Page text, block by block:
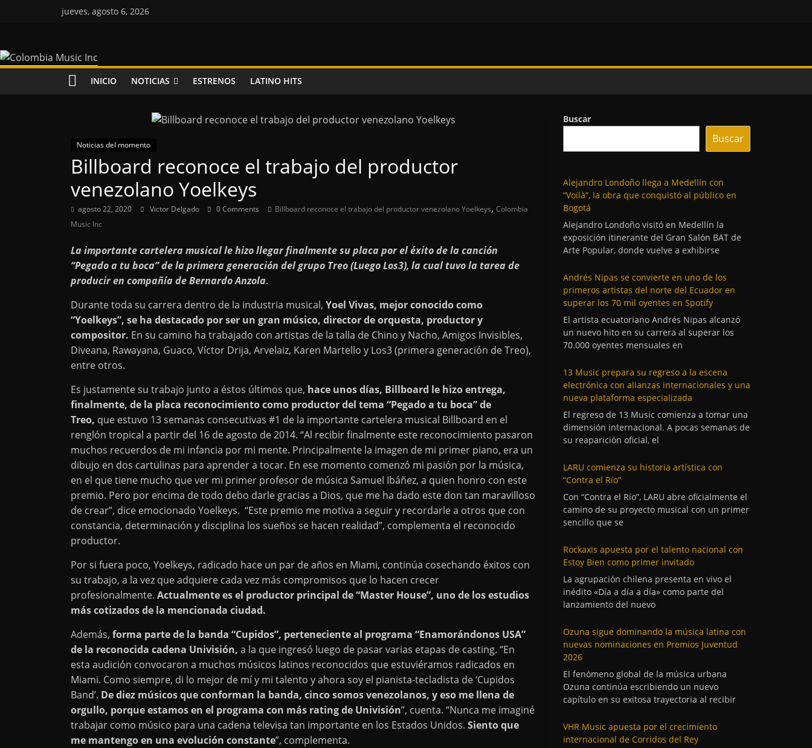
jueves, agosto 6, 2026
Colombia
Music
Colombia
Music
Inc
INICIO NOTICIAS ESTRENOS LATINO HITS
Noticias del momento
Billboard reconoce el trabajo del productor
venezolano Yoelkeys
agosto 22, 2020 Victor Delgado 0 Comments Billboard reconoce el trabajo del productor venezolano Yoelkeys, Colombia
Music Inc
La importante cartelera musical le hizo llegar finalmente su placa por el éxito de la canción
“Pegado a tu boca” de la primera generación del grupo Treo (Luego Los3), la cual tuvo la tarea de
producir en compañía de Bernardo Anzola.
Durante toda su carrera dentro de la industria musical, Yoel Vivas, mejor conocido como
“Yoelkeys”, se ha destacado por ser un gran músico, director de orquesta, productor y
compositor. En su camino ha trabajado con artistas de la talla de Chino y Nacho, Amigos Invisibles,
Diveana, Rawayana, Guaco, Víctor Drija, Arvelaiz, Karen Martello y Los3 (primera generación de Treo),
entre otros.
Es justamente su trabajo junto a éstos últimos que, hace unos días, Billboard le hizo entrega,
finalmente, de la placa reconocimiento como productor del tema “Pegado a tu boca” de
Treo, que estuvo 13 semanas consecutivas #1 de la importante cartelera musical Billboard en el
renglón tropical a partir del 16 de agosto de 2014. “Al recibir finalmente este reconocimiento pasaron
muchos recuerdos de mi infancia por mi mente. Principalmente la imagen de mi primer piano, era un
dibujo en dos cartulinas para aprender a tocar. En ese momento comenzó mi pasión por la música,
en el que tiene mucho que ver mi primer profesor de música Samuel Ibáñez, a quien honro con este
premio. Pero por encima de todo debo darle gracias a Dios, que me ha dado este don tan maravilloso
de crear”, dice emocionado Yoelkeys. “Este premio me motiva a seguir y recordarle a otros que con
constancia, determinación y disciplina los sueños se hacen realidad”, complementa el reconocido
productor.
Por si fuera poco, Yoelkeys, radicado hace un par de años en Miami, continúa cosechando éxitos con
su trabajo, a la vez que adquiere cada vez más compromisos que lo hacen crecer
profesionalmente. Actualmente es el productor principal de “Master House”, uno de los estudios
más cotizados de la mencionada ciudad.
Además, forma parte de la banda “Cupidos”, perteneciente al programa “Enamorándonos USA”
de la reconocida cadena Univisión, a la que ingresó luego de pasar varias etapas de casting. “En
esta audición convocaron a muchos músicos latinos reconocidos que estuviéramos radicados en
Miami. Como siempre, di lo mejor de mí y mi talento y ahora soy el pianista-tecladista de ‘Cupidos
Band’. De diez músicos que conforman la banda, cinco somos venezolanos, y eso me llena de
orgullo, porque estamos en el programa con más rating de Univisión”, cuenta. “Nunca me imaginé
trabajar como músico para una cadena televisa tan importante en los Estados Unidos. Siento que
me mantengo en una evolución constante”, complementa.
Buscar
Buscar
Alejandro Londoño llega a Medellín con
“Voilà”, la obra que conquistó al público en
Bogotá
Alejandro Londoño visitó en Medellín la
exposición itinerante del Gran Salón BAT de
Arte Popular, donde vuelve a exhibirse
Andrés Nipas se convierte en uno de los
primeros artistas del norte del Ecuador en
superar los 70 mil oyentes en Spotify
El artista ecuatoriano Andrés Nipas alcanzó
un nuevo hito en su carrera al superar los
70.000 oyentes mensuales en
13 Music prepara su regreso a la escena
electrónica con alianzas internacionales y una
nueva plataforma especializada
El regreso de 13 Music comienza a tomar una
dimensión internacional. A pocas semanas de
su reaparición oficial, el
LARU comienza su historia artística con
“Contra el Río”
Con “Contra el Río”, LARU abre oficialmente el
camino de su proyecto musical con un primer
sencillo que se
Rockaxis apuesta por el talento nacional con
Estoy Bien como primer invitado
La agrupación chilena presenta en vivo el
inédito «Día a día a día» como parte del
lanzamiento del nuevo
Ozuna sigue dominando la música latina con
nuevas nominaciones en Premios Juventud
2026
El fenómeno global de la música urbana
Ozuna continúa escribiendo un nuevo
capítulo en su exitosa trayectoria al recibir
VHR Music apuesta por el crecimiento
internacional de Corridos del Rey